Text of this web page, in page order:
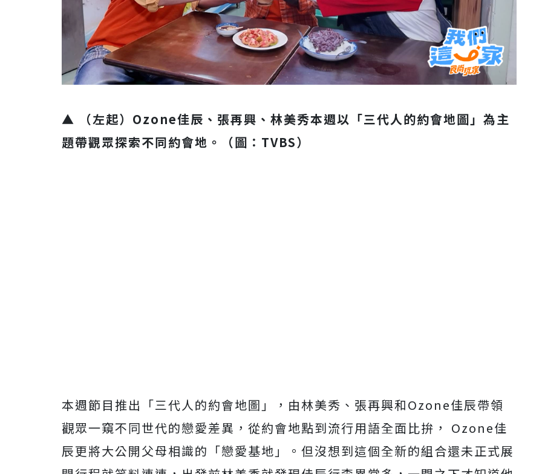
▲ （左起）Ozone佳辰、張再興、林美秀本週以「三代人的約會地圖」為主
題帶觀眾探索不同約會地。（圖：TVBS）
本週節目推出「三代人的約會地圖」，由林美秀、 張再興和Ozone佳辰帶領
觀眾一窺不同世代的戀愛差異， 從約會地點到流行用語全面比拚， Ozone佳
辰更將大公開父母相識的「戀愛基地」。 但沒想到這個全新的組合還未正式展